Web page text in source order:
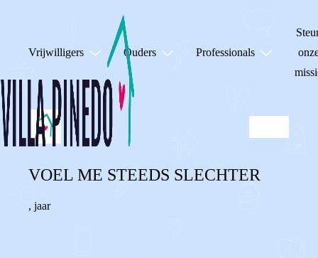
Vrijwilligers Ouders Professionals
VOEL ME STEEDS SLECHTER
, jaar